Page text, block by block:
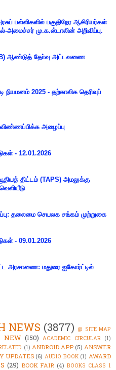
பள்ளிகளில் பகுதிநேர ஆசிரியர்கள்
அமைச்சர் மு.க.ஸ்டாலின் அறிவிப்பு.
ஆண்டுத் தோ்வு அட்டவணை
நியமனம் 2025 - தற்காலிக தெரிவுப்
விண்ணப்பிக்க அழைப்பு
- 12.01.2026
திட்டம் (TAPS) அமலுக்கு
தலைமை செயலக சங்கம் முற்றுகை
- 09.01.2026
அரசாணை: மதுரை ஐகோர்ட்டில்
NEWS (3877) @ SITE MAP
NEW (150) ACADEMIC CIRCULAR (1)
(1) ANDROID APP (5) ANSWER
UPDATES (6) AUDIO BOOK (1) AWARD
(29) BOOK FAIR (4) BOOKS CLASS 1